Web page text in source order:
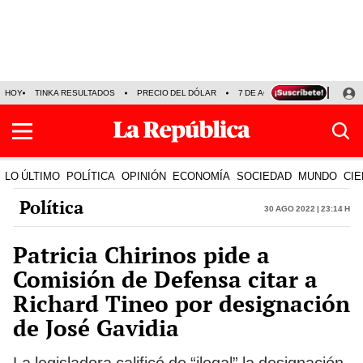
HOY TINKA RESULTADOS PRECIO DEL DÓLAR 7 DE AGOSTO OLLANTA
LO ÚLTIMO POLÍTICA OPINIÓN ECONOMÍA SOCIEDAD MUNDO
Política 30 Ago 2022 | 23:14 h
Patricia Chirinos pide a
Comisión de Defensa citar a
Richard Tineo por designación
de José Gavidia